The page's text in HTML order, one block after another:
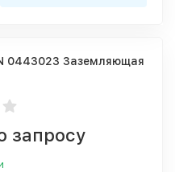
0443023 Заземляющая
запросу